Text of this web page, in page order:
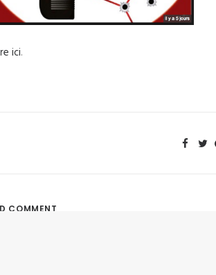
ici.
COMMENT